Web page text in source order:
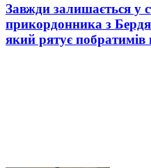
Завжди залишається у
прикордонника з
який рятує побратимів